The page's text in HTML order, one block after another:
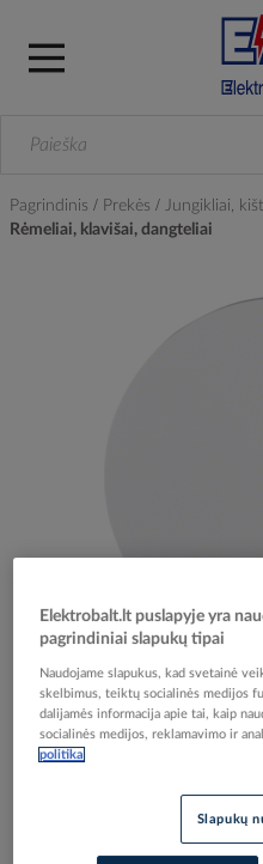
Pagrindinis Prekės
Jungikliai,
Rėmeliai, klavišai, dangteliai
Skip
the
beginning
Reali prekė gali skirtis
Klavišas dvigubam
BERKER
Elektrobalt prekės kodas
Gamintojo prekės kodas
Elektrobalt.lt puslapyje yra
pagrindiniai slapukų tipai
Naudojame slapukus, kad svetainė
skelbimus, teiktų socialinės medijos
dalijamės informacija apie tai, kaip
socialinės medijos, reklamavimo ir
politika
Slapukų